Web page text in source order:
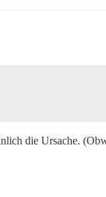
die Ursache.